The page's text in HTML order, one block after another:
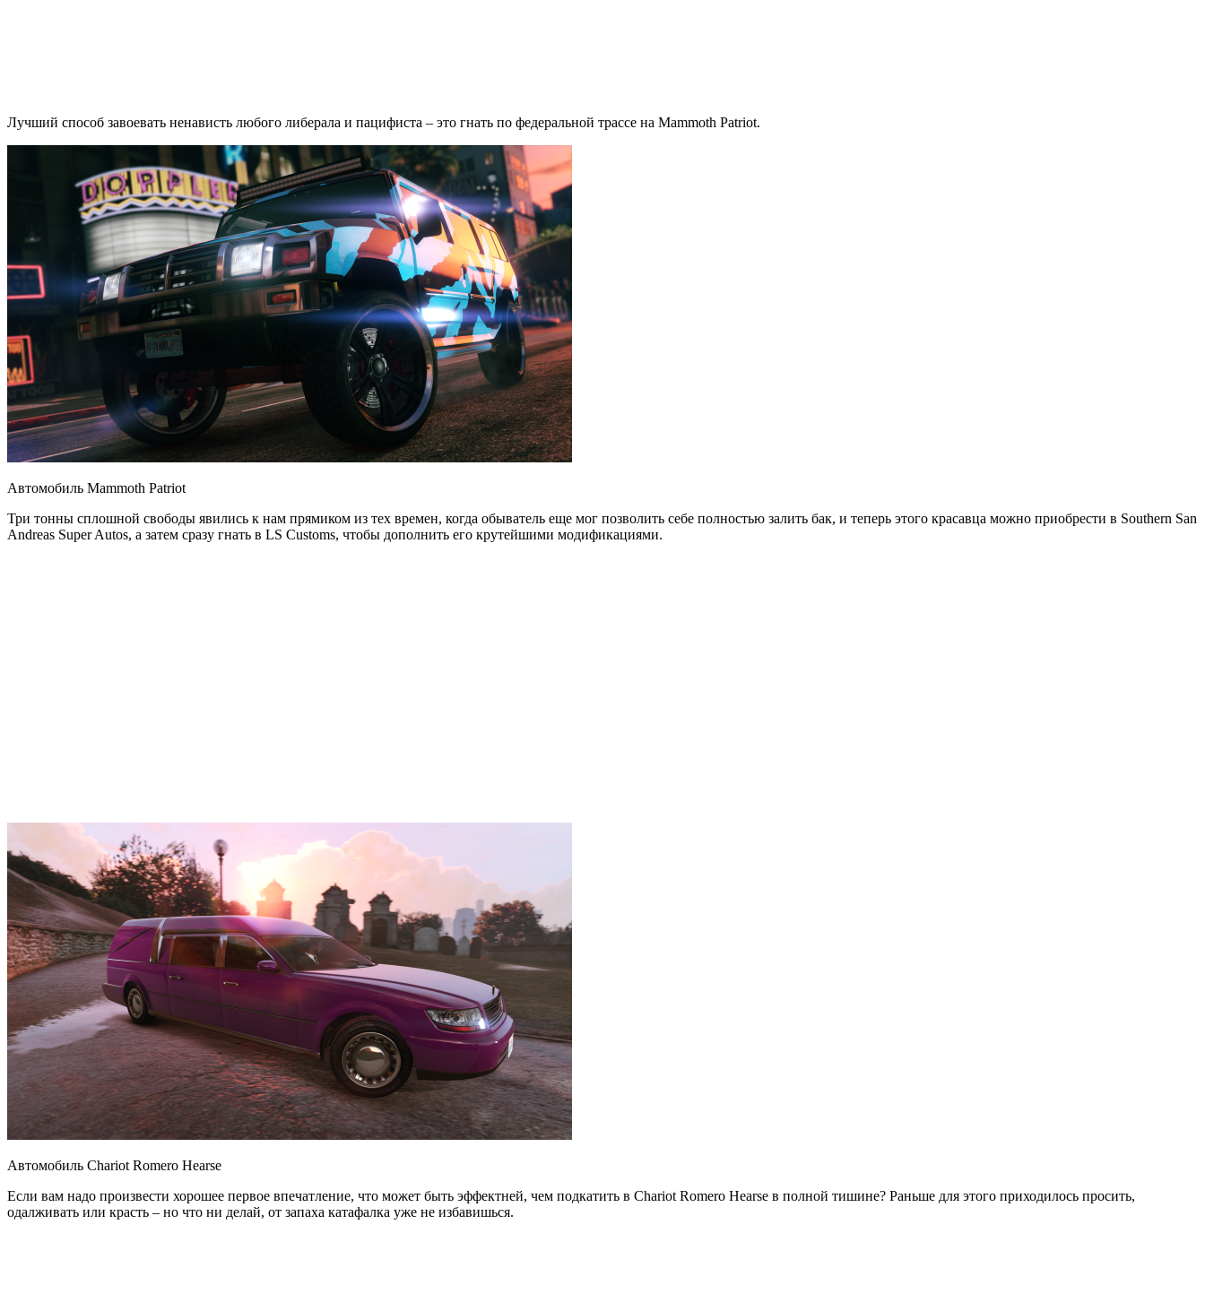
Лучший способ завоевать ненависть любого либерала и пацифиста – это гнать по федеральной трассе на Mammoth Patriot.
Автомобиль Mammoth Patriot
Три тонны сплошной свободы явились к нам прямиком из тех времен, когда обыватель еще мог позволить себе полностью залить бак, и теперь этого красавца можно приобрести в Southern San
Andreas Super Autos, а затем сразу гнать в LS Customs, чтобы дополнить его крутейшими модификациями.
Автомобиль Chariot Romero Hearse
Если вам надо произвести хорошее первое впечатление, что может быть эффектней, чем подкатить в Chariot Romero Hearse в полной тишине? Раньше для этого приходилось просить,
одалживать или красть – но что ни делай, от запаха катафалка уже не избавишься.